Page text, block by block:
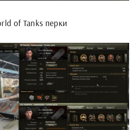
of Tanks перки